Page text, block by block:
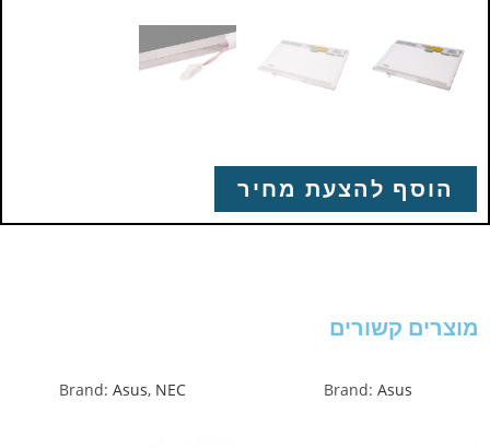
הוסף להצעת מחיר
מוצרים קשורים
Brand: Asus
Brand: Asus, NEC